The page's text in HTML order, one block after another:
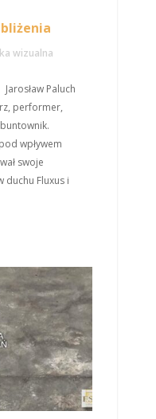
wizualna
Paluch
performer,
wpływem
swoje
duchu Fluxus i